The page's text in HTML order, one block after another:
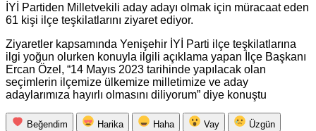
İYİ Partiden Milletvekili aday adayı olmak için müracaat eden
61 kişi ilçe teşkilatlarını ziyaret ediyor.
Ziyaretler kapsamında Yenişehir İYİ Parti ilçe teşkilatlarına
ilgi yoğun olurken konuyla ilgili açıklama yapan İlçe Başkanı
Ercan Özel, “14 Mayıs 2023 tarihinde yapılacak olan
seçimlerin ilçemize ülkemize milletimize ve aday
adaylarımıza hayırlı olmasını diliyorum” diye konuştu
Beğendim Harika Haha Vay
Üzgün